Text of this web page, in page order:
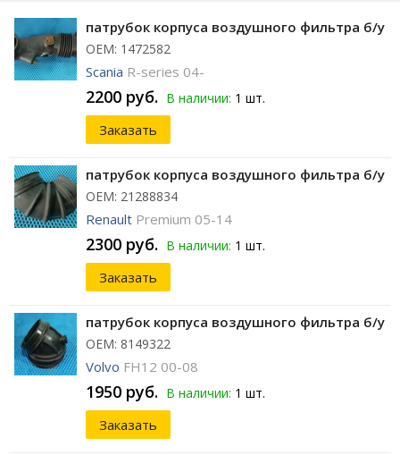
патрубок корпуса воздушного фильтра б/у
ОЕМ: 1472582
Scania R-series 04-
2200 руб. В наличии: 1 шт.
Заказать
патрубок корпуса воздушного фильтра б/у
ОЕМ: 21288834
Renault Premium 05-14
2300 руб. В наличии: 1 шт.
Заказать
патрубок корпуса воздушного фильтра б/у
ОЕМ: 8149322
Volvo FH12 00-08
1950 руб. В наличии: 1 шт.
Заказать